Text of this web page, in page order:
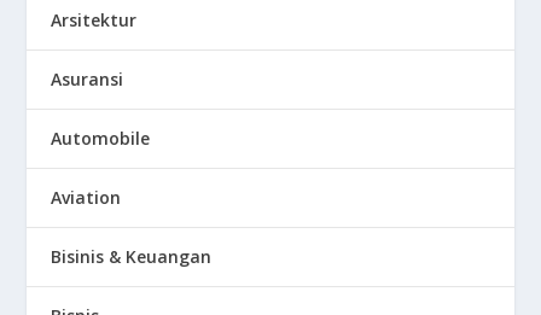
Arsitektur
Asuransi
Automobile
Aviation
Bisinis & Keuangan